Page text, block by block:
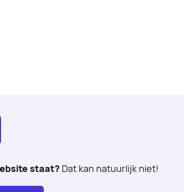
staat?Dat kan natuurlijk niet!